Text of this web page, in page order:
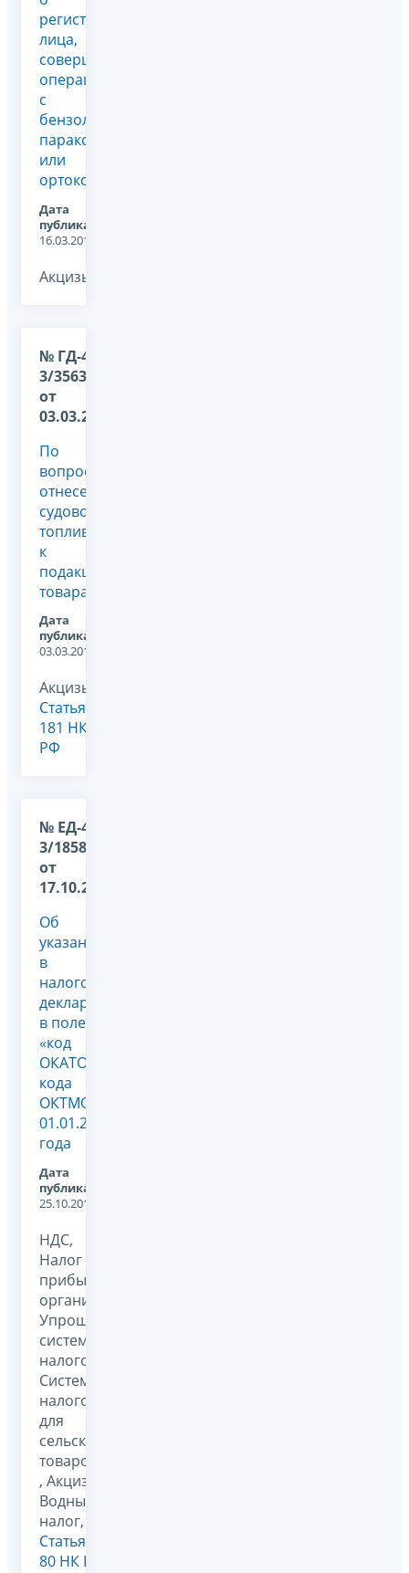
регистрации
лица,
совершающего
операции
с
бензолом,
параксилолом
или
ортоксилолом
Дата
публикации:
16.03.2015
Акцизы, -
№ ГД-4-
3/3563@
от
03.03.2014
По
вопросу
отнесения
судового
топлива
к
подакцизным
товарам
Дата
публикации:
03.03.2014
Акцизы,
Статья
181 НК
РФ
№ ЕД-4-
3/18585@
от
17.10.2013
Об
указании
в
налоговых
декларациях
в поле
«код
ОКАТО»
кода
ОКТМО с
01.01.2014
года
Дата
публикации:
25.10.2013
НДС,
Налог на
прибыль
организаций,
Упрощенная
система
налогообложения,
Система
налогообложения
для
сельскохозяйственных
товаропроизводителей
, Акцизы,
Водный
налог,
Статья
80 НК РФ